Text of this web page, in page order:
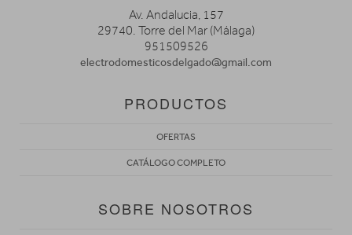
Av. Andalucia, 157
29740. Torre del Mar (Málaga)
951509526
electrodomesticosdelgado@gmail.com
PRODUCTOS
OFERTAS
CATÁLOGO COMPLETO
SOBRE NOSOTROS